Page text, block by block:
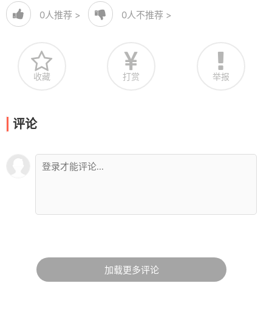
0人推荐 > 0人不推荐 >
收藏 打赏 举报
评论
加载更多评论